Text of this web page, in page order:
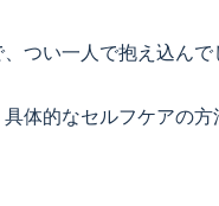
つい一人で抱え込んで
体的なセルフケアの
」と感じており、特に